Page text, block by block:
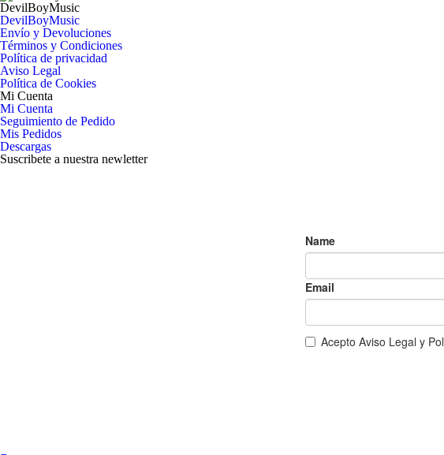
DevilBoyMusic
DevilBoyMusic
Envío y Devoluciones
Términos y Condiciones
Política de privacidad
Aviso Legal
Política de Cookies
Mi Cuenta
Mi Cuenta
Seguimiento de Pedido
Mis Pedidos
Descargas
Suscribete a nuestra newletter